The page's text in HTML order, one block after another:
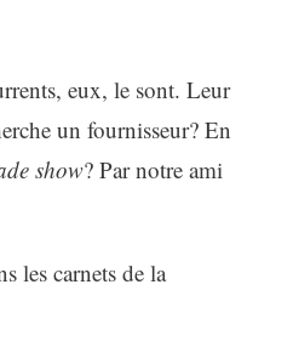
eux, le sont. Leur
un fournisseur? En
show? Par notre ami
les carnets de la